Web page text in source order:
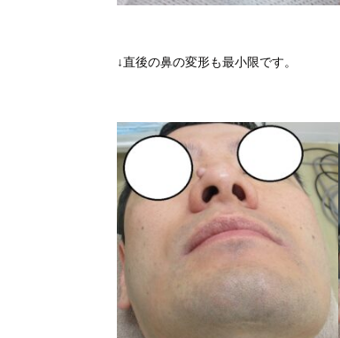
↓直後の鼻の変形も最小限です。